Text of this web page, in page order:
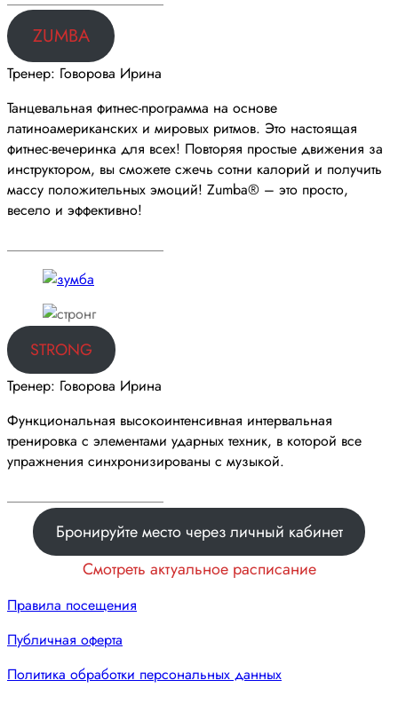
ZUMBA
Тренер: Говорова Ирина
Танцевальная фитнес-программа на основе
латиноамериканских и мировых ритмов. Это настоящая
фитнес-вечеринка для всех! Повторяя простые движения за
инструктором, вы сможете сжечь сотни калорий и получить
массу положительных эмоций! Zumba® – это просто,
весело и эффективно!
STRONG
Тренер: Говорова Ирина
Функциональная высокоинтенсивная интервальная
тренировка с элементами ударных техник, в которой все
упражнения синхронизированы с музыкой.
Бронируйте место через личный кабинет
Смотреть актуальное расписание
Правила посещения
Публичная оферта
Политика обработки персональных данных